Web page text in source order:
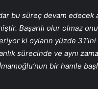
bu süreç devam edecek
Başarılı olur olmaz
ki oyların yüzde
sürecinde ve aynı
bir hamle